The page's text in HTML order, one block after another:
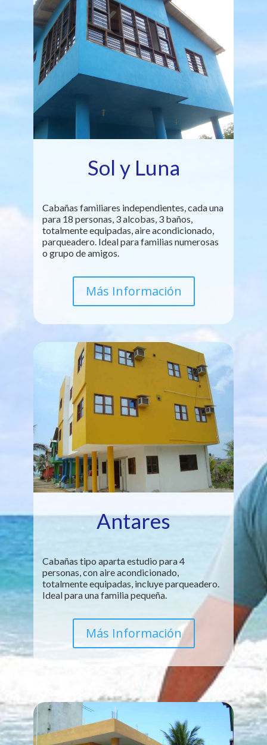
Sol y Luna
Cabañas familiares independientes, cada una
para 18 personas, 3 alcobas, 3 baños,
totalmente equipadas, aire acondicionado,
parqueadero. Ideal para familias numerosas
o grupo de amigos.
Más Información
Antares
Cabañas tipo aparta estudio para 4
personas, con aire acondicionado,
totalmente equipadas, incluye parqueadero.
Ideal para una familia pequeña.
Más Información